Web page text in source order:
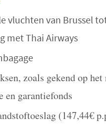
vluchten van Brussel
met Thai Airways
zoals gekend op
en garantiefonds
(147,44€